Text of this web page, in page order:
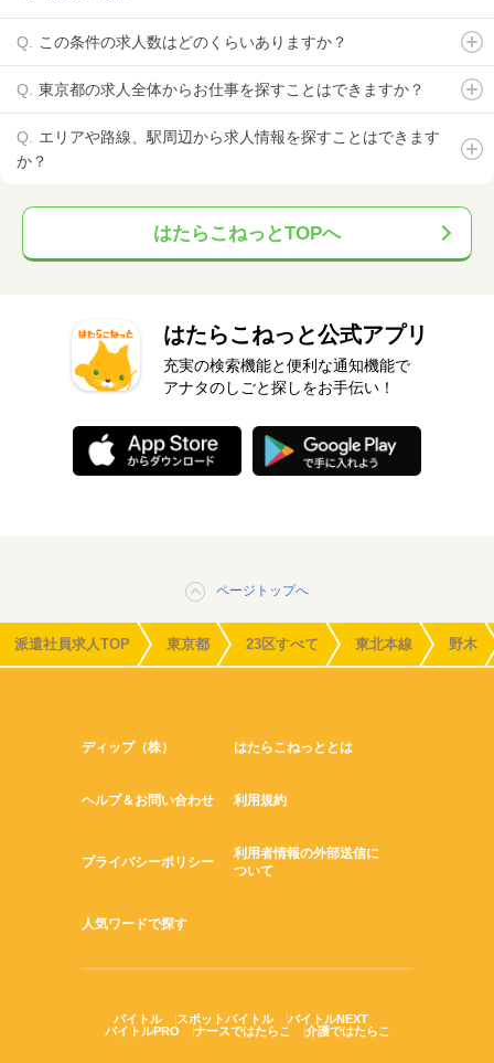
この条件の求人数はどのくらいありますか？
東京都の求人全体からお仕事を探すことはできますか？
エリアや路線、駅周辺から求人情報を探すことはできます
か？
はたらこねっとTOPへ
はたらこねっと公式アプリ
充実の検索機能と便利な通知機能で
アナタのしごと探しをお手伝い！
ページトップへ
派遣社員求人TOP 東京都 23区すべて 東北本線 野木
ディップ（株） はたらこねっととは
ヘルプ＆お問い合わせ 利用規約
プライバシーポリシー
利用者情報の外部送信に
ついて
人気ワードで探す
バイトル スポットバイトル
バイトルNEXT
バイトルPRO
ナースではたらこ 介護ではたらこ